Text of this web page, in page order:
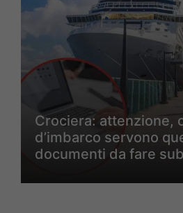
Crociera: attenzione,
d’imbarco servono
documenti da fare